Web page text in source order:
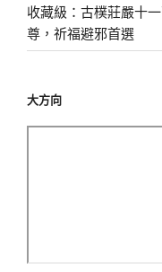
收藏級：古樸莊嚴十
尊，祈福避邪首選
大方向